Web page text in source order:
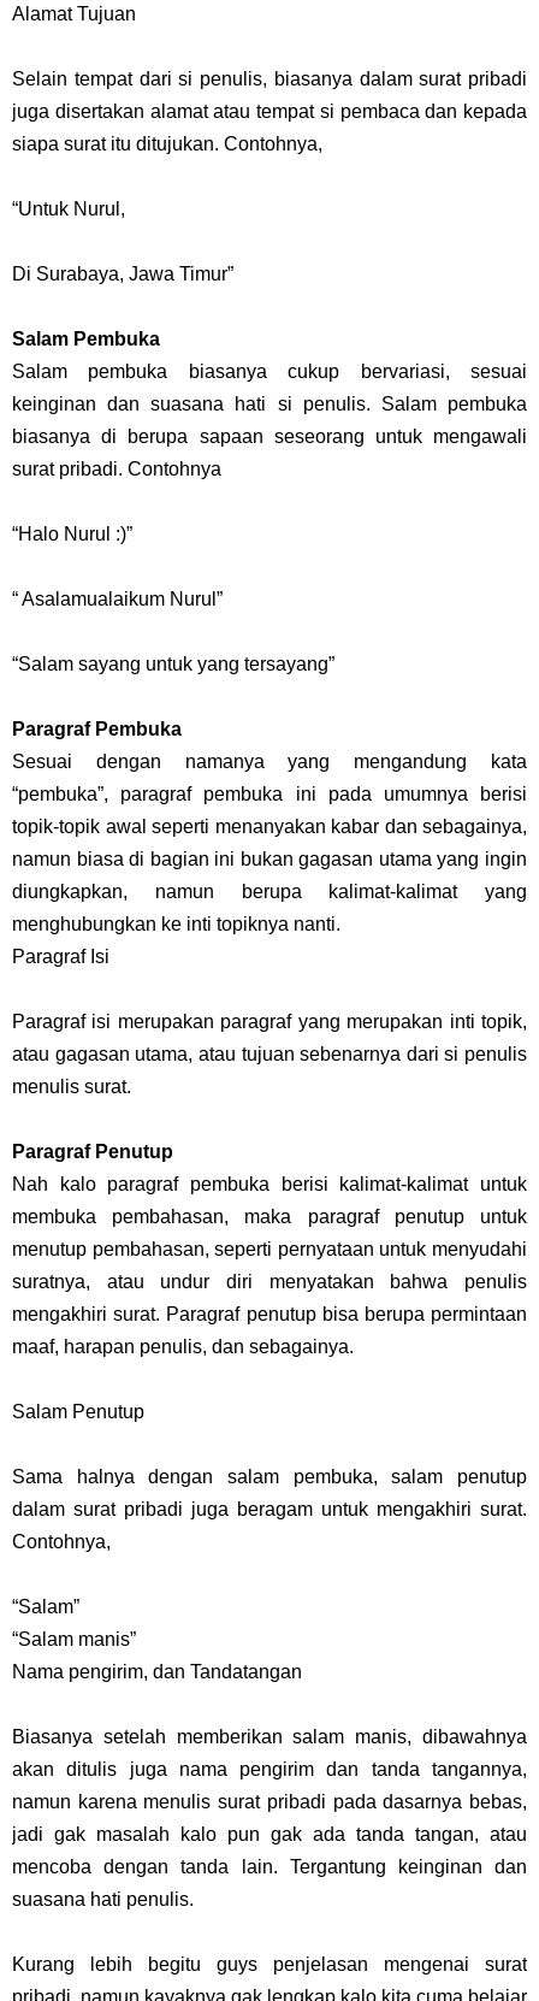
Alamat Tujuan
Selain tempat dari si penulis, biasanya dalam surat pribadi
juga disertakan alamat atau tempat si pembaca dan kepada
siapa surat itu ditujukan. Contohnya,
“Untuk Nurul,
Di Surabaya, Jawa Timur”
Salam Pembuka
Salam pembuka biasanya cukup bervariasi, sesuai
keinginan dan suasana hati si penulis. Salam pembuka
biasanya di berupa sapaan seseorang untuk mengawali
surat pribadi. Contohnya
“Halo Nurul :)”
“ Asalamualaikum Nurul”
“Salam sayang untuk yang tersayang”
Paragraf Pembuka
Sesuai dengan namanya yang mengandung kata
“pembuka”, paragraf pembuka ini pada umumnya berisi
topik-topik awal seperti menanyakan kabar dan sebagainya,
namun biasa di bagian ini bukan gagasan utama yang ingin
diungkapkan, namun berupa kalimat-kalimat yang
menghubungkan ke inti topiknya nanti.
Paragraf Isi
Paragraf isi merupakan paragraf yang merupakan inti topik,
atau gagasan utama, atau tujuan sebenarnya dari si penulis
menulis surat.
Paragraf Penutup
Nah kalo paragraf pembuka berisi kalimat-kalimat untuk
membuka pembahasan, maka paragraf penutup untuk
menutup pembahasan, seperti pernyataan untuk menyudahi
suratnya, atau undur diri menyatakan bahwa penulis
mengakhiri surat. Paragraf penutup bisa berupa permintaan
maaf, harapan penulis, dan sebagainya.
Salam Penutup
Sama halnya dengan salam pembuka, salam penutup
dalam surat pribadi juga beragam untuk mengakhiri surat.
Contohnya,
“Salam”
“Salam manis”
Nama pengirim, dan Tandatangan
Biasanya setelah memberikan salam manis, dibawahnya
akan ditulis juga nama pengirim dan tanda tangannya,
namun karena menulis surat pribadi pada dasarnya bebas,
jadi gak masalah kalo pun gak ada tanda tangan, atau
mencoba dengan tanda lain. Tergantung keinginan dan
suasana hati penulis.
Kurang lebih begitu guys penjelasan mengenai surat
pribadi, namun kayaknya gak lengkap kalo kita cuma belajar